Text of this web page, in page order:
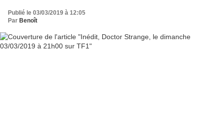
Publié le 03/03/2019 à 12:05
Par Benoît